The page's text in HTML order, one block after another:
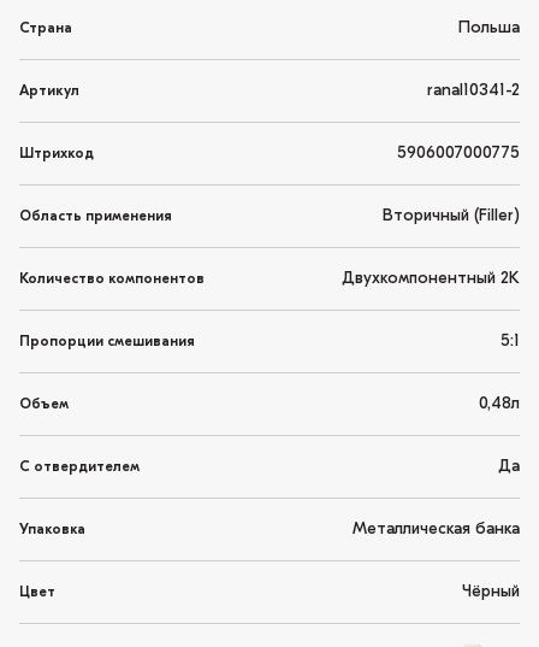
Страна Польша
Артикул ranal10341-2
Штрихкод 5906007000775
Область применения Вторичный (Filler)
Количество компонентов Двухкомпонентный 2K
Пропорции смешивания 5:1
Объем 0,48л
С отвердителем Да
Упаковка Металлическая банка
Цвет Чёрный